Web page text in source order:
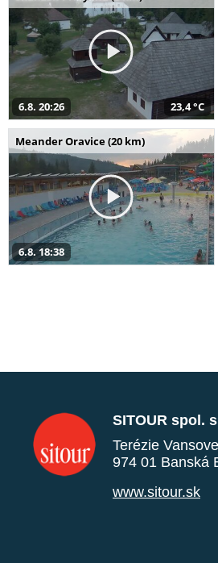
6.8. 20:26 23,4 °C
Meander Oravice (20 km)
6.8. 18:38
SITOUR spol.
Terézie
974 01 Banská
www.sitour.sk